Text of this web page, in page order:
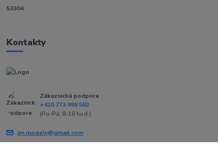
53304
Kontakty
Zákaznická podpora
+420 773 998 582
(Po-Pá, 8-18 hod.)
jm.modely@gmail.com